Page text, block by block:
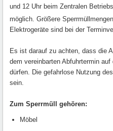
und 12 Uhr beim Zentralen
möglich. Größere
Elektrogeräte sind bei der
Es ist darauf zu achten, dass die
dem vereinbarten Abfuhrtermin
dürfen. Die gefahrlose Nutzung
sein.
Zum Sperrmüll gehören:
Möbel